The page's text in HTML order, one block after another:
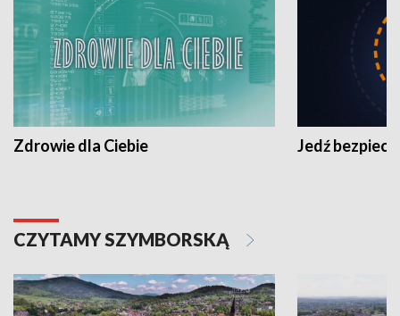
Zdrowie dla Ciebie Jedź
CZYTAMY SZYMBORSKĄ